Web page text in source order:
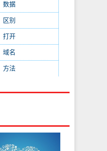
数据
区别
打开
域名
方法